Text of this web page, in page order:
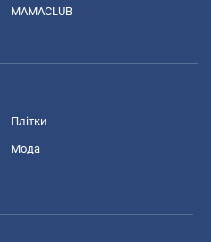
MAMACLUB
Плітки
Мода